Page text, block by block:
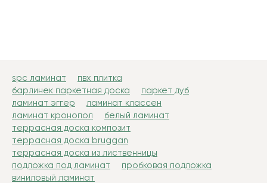
spc ламинат
пвх плитка
барлинек паркетная доска
паркет дуб
ламинат эггер
ламинат классен
ламинат кронопол
белый ламинат
террасная доска композит
террасная доска bruggan
террасная доска из лиственницы
подложка под ламинат
пробковая подложка
виниловый ламинат